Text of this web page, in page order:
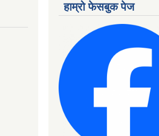
हाम्रो फेसबुक पेज